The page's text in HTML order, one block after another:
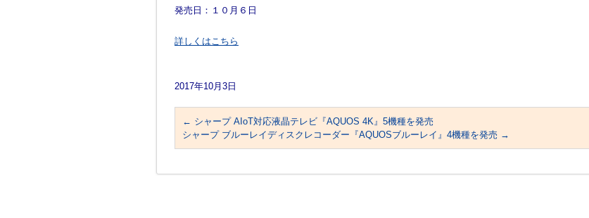
発売日：１０月６日
詳しくはこちら
2017年10月3日
← シャープ AIoT対応液晶テレビ『AQUOS 4K』5機種を発売
シャープ ブルーレイディスクレコーダー『AQUOSブルーレイ』4機種を発売 →